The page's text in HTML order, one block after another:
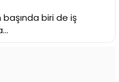
biri de iş